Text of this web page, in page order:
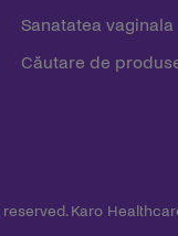
Sanatatea vaginala
Căutare de
Karo